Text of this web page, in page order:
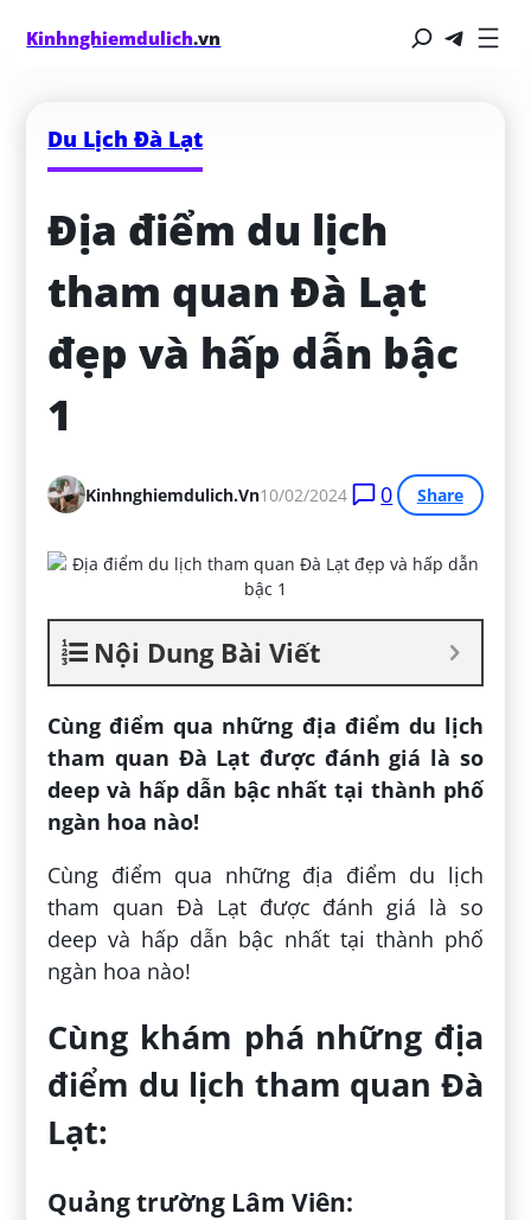
Kinhnghiemdulich.vn
Du Lịch Đà Lạt
Địa điểm du lịch
tham quan Đà Lạt
đẹp và hấp dẫn bậc
1
Kinhnghiemdulich.vn10/02/2024 0 Share
Nội Dung Bài Viết
Cùng điểm qua những địa điểm du lịch
tham quan Đà Lạt được đánh giá là so
deep và hấp dẫn bậc nhất tại thành phố
ngàn hoa nào!
Cùng điểm qua những địa điểm du lịch
tham quan Đà Lạt được đánh giá là so
deep và hấp dẫn bậc nhất tại thành phố
ngàn hoa nào!
Cùng khám phá những địa
điểm du lịch tham quan Đà
Lạt:
Quảng trường Lâm Viên: